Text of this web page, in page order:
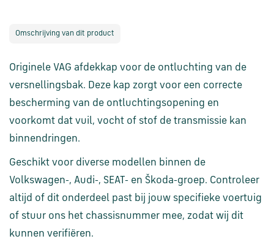
Omschrijving van dit product
Originele VAG afdekkap voor de ontluchting van de
versnellingsbak. Deze kap zorgt voor een correcte
bescherming van de ontluchtingsopening en
voorkomt dat vuil, vocht of stof de transmissie kan
binnendringen.
Geschikt voor diverse modellen binnen de
Volkswagen-, Audi-, SEAT- en Škoda-groep. Controleer
altijd of dit onderdeel past bij jouw specifieke voertuig
of stuur ons het chassisnummer mee, zodat wij dit
kunnen verifiëren.